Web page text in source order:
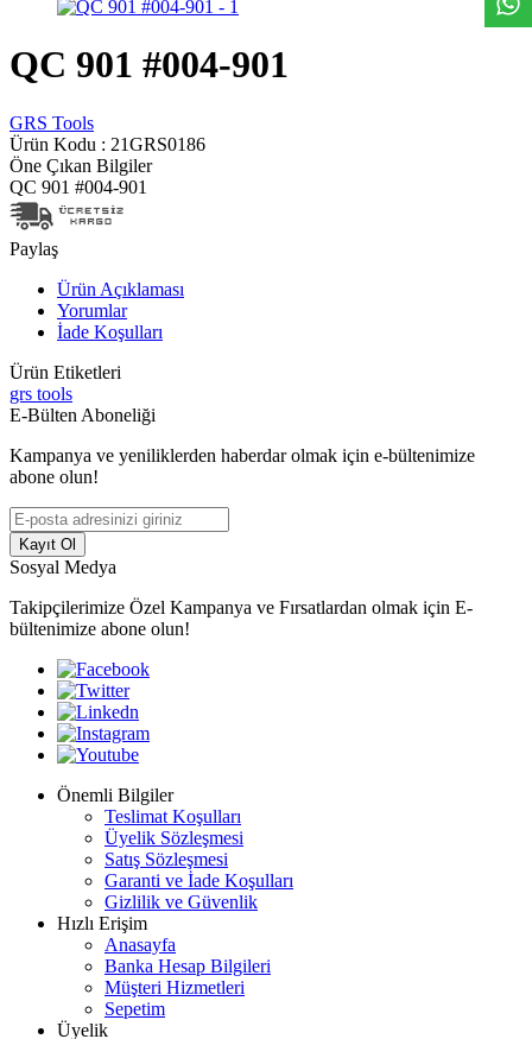
QC 901 #004-901
GRS Tools
Ürün Kodu : 21GRS0186
Öne Çıkan Bilgiler
QC 901 #004-901
Paylaş
Ürün Açıklaması
Yorumlar
İade Koşulları
Ürün Etiketleri
grs tools
E-Bülten Aboneliği
Kampanya ve yeniliklerden haberdar olmak için e-bültenimize
abone olun!
Kayıt Ol
Sosyal Medya
Takipçilerimize Özel Kampanya ve Fırsatlardan olmak için E-
bültenimize abone olun!
Önemli Bilgiler
Teslimat Koşulları
Üyelik Sözleşmesi
Satış Sözleşmesi
Garanti ve İade Koşulları
Gizlilik ve Güvenlik
Hızlı Erişim
Anasayfa
Banka Hesap Bilgileri
Müşteri Hizmetleri
Sepetim
Üyelik